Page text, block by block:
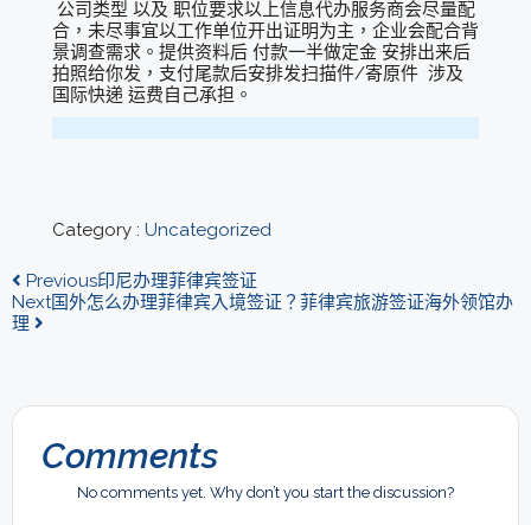
公司类型 以及 职位要求以上信息代办服务商会尽量配
合，未尽事宜以工作单位开出证明为主，企业会配合背
景调查需求。提供资料后 付款一半做定金 安排出来后
拍照给你发，支付尾款后安排发扫描件/寄原件 涉及
国际快递 运费自己承担。
Category : Uncategorized
Previous印尼办理菲律宾签证
Next国外怎么办理菲律宾入境签证？菲律宾旅游签证海外领馆办
理
Comments
No comments yet. Why don’t you start the discussion?